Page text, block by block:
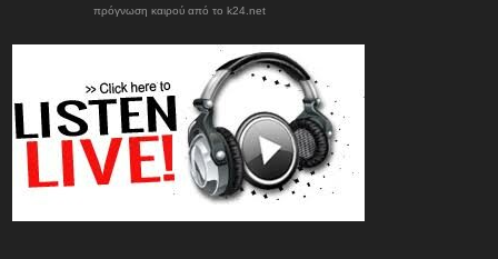
πρόγνωση καιρού από το k24.net